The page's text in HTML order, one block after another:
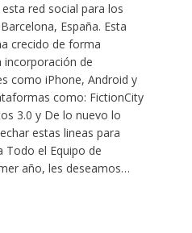
red social para los
España. Esta
crecido de forma
de
como iPhone, Android y
como: FictionCity
3.0 y De lo nuevo lo
estas lineas para
Todo el Equipo de
año, les deseamos…